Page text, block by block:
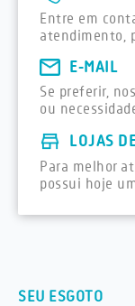
Entre em
atendimento,
E-MAIL
Se preferir,
ou
LOJAS
Para melhor
possui hoje
SEU ESGOTO